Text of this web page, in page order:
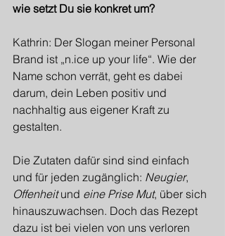
wie setzt Du sie konkret um?
Kathrin: Der Slogan meiner Personal
Brand ist „n.ice up your life“. Wie der
Name schon verrät, geht es dabei
darum, dein Leben positiv und
nachhaltig aus eigener Kraft zu
gestalten.
Die Zutaten dafür sind sind einfach
und für jeden zugänglich: Neugier,
Offenheit und eine Prise Mut, über sich
hinauszuwachsen. Doch das Rezept
dazu ist bei vielen von uns verloren